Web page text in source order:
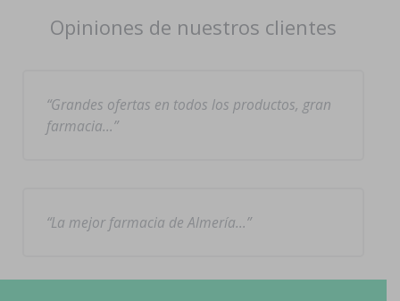
Opiniones de nuestros clientes
Grandes ofertas en todos los productos, gran
farmacia…
La mejor farmacia de Almería…